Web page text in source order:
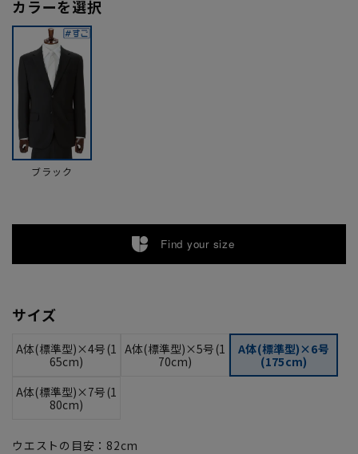
カラーを選択
ブラック
Find your size
サイズ
A体(標準型)×4号(1
65cm)
A体(標準型)×5号(1
70cm)
A体(標準型)×6号
(175cm)
A体(標準型)×7号(1
80cm)
ウエストの目安： 82cm